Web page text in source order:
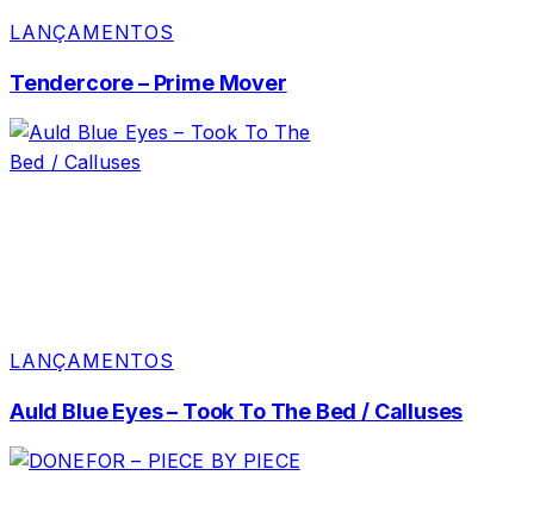
LANÇAMENTOS
Tendercore – Prime Mover
LANÇAMENTOS
Auld Blue Eyes – Took To The Bed / Calluses